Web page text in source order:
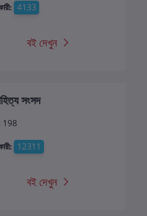
4133
বই দেখুন
সংসদ
198
12311
বই দেখুন